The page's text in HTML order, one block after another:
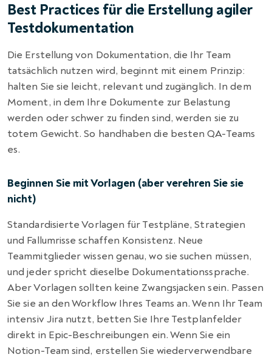
Best Practices für die Erstellung agiler
Testdokumentation
Die Erstellung von Dokumentation, die Ihr Team
tatsächlich nutzen wird, beginnt mit einem Prinzip:
halten Sie sie leicht, relevant und zugänglich. In dem
Moment, in dem Ihre Dokumente zur Belastung
werden oder schwer zu finden sind, werden sie zu
totem Gewicht. So handhaben die besten QA-Teams
es.
Beginnen Sie mit Vorlagen (aber verehren Sie sie
nicht)
Standardisierte Vorlagen für Testpläne, Strategien
und Fallumrisse schaffen Konsistenz. Neue
Teammitglieder wissen genau, wo sie suchen müssen,
und jeder spricht dieselbe Dokumentationssprache.
Aber Vorlagen sollten keine Zwangsjacken sein. Passen
Sie sie an den Workflow Ihres Teams an. Wenn Ihr Team
intensiv Jira nutzt, betten Sie Ihre Testplanfelder
direkt in Epic-Beschreibungen ein. Wenn Sie ein
Notion-Team sind, erstellen Sie wiederverwendbare